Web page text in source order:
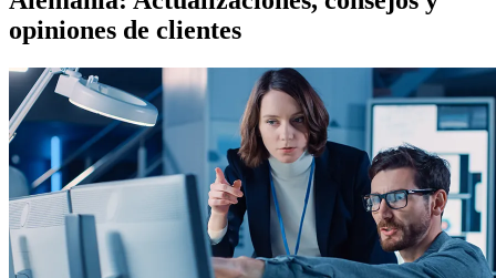
opiniones de clientes